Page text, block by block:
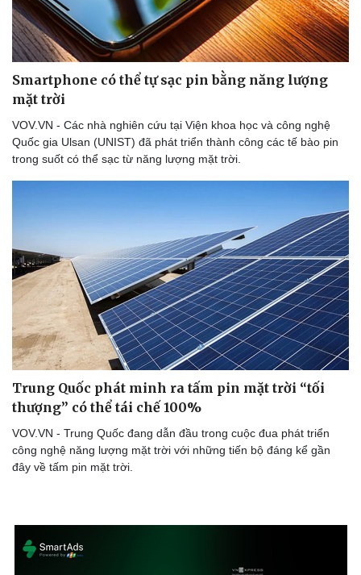
Smartphone có thể tự sạc pin bằng năng lượng
mặt trời
VOV.VN - Các nhà nghiên cứu tại Viện khoa học và công nghệ
Quốc gia Ulsan (UNIST) đã phát triển thành công các tế bào pin
trong suốt có thể sạc từ năng lượng mặt trời.
Trung Quốc phát minh ra tấm pin mặt trời “tối
thượng” có thể tái chế 100%
VOV.VN - Trung Quốc đang dẫn đầu trong cuộc đua phát triển
công nghệ năng lượng mặt trời với những tiến bộ đáng kể gần
đây về tấm pin mặt trời.